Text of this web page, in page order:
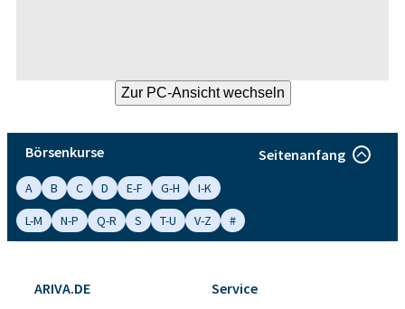
Börsenkurse Seitenanfang
A B C D E-F G-H
I-K
L-M
N-P Q-R S T-U V-Z #
ARIVA.DE Service